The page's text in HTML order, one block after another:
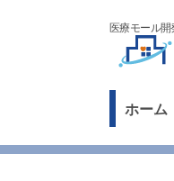
医療モール
ホーム